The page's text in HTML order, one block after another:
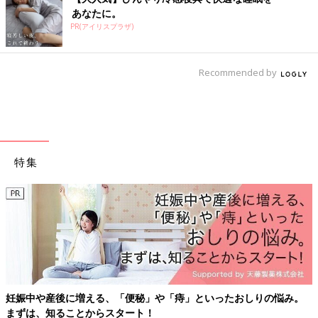
あなたに。
PR(アイリスプラザ)
Recommended by
特集
妊娠中や産後に増える、「便秘」や「痔」といったおしりの悩み。
まずは、知ることからスタート！